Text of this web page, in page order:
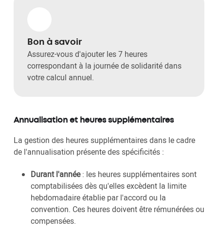
Bon à savoir
Assurez-vous d'ajouter les 7 heures
correspondant à la journée de solidarité dans
votre calcul annuel.
Annualisation et heures supplémentaires
La gestion des heures supplémentaires dans le cadre
de l'annualisation présente des spécificités :
Durant l'année: les heures supplémentaires sont
comptabilisées dès qu'elles excèdent la limite
hebdomadaire établie par l'accord ou la
convention. Ces heures doivent être rémunérées ou
compensées.